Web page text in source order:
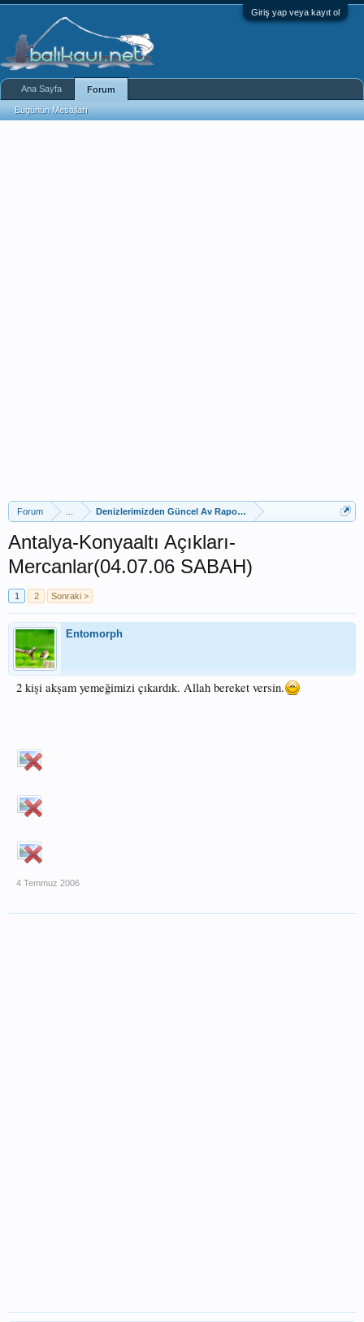
Giriş yap veya kayıt ol
Forum Denizlerimizden Güncel Av Raporları
Antalya-Konyaaltı Açıkları-
Mercanlar(04.07.06 SABAH)
1 2 Sonraki >
Entomorph
2 kişi akşam yemeğimizi çıkardık. Allah bereket versin.
4 Temmuz 2006
Ana Sayfa Forum
Bugünün Mesajları